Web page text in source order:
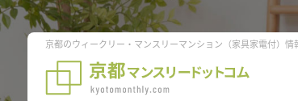
京都のウィークリー・マンスリーマンション（家具家電付）情